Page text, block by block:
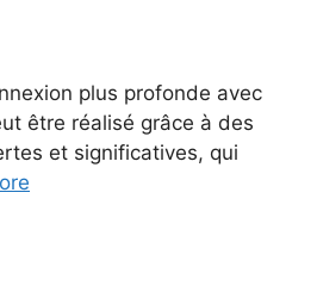
plus profonde avec
être réalisé grâce à des
et significatives, qui